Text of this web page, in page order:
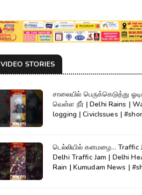
VIDEO STORIES
சாலையில் பெருக்கெடுத்து
வெள்ள நீர் | Delhi Rains | Water
logging | CivicIssues |
டெல்லியில் கனமழை... Traffic
Delhi Traffic Jam | Delhi
Rain | Kumudam News |